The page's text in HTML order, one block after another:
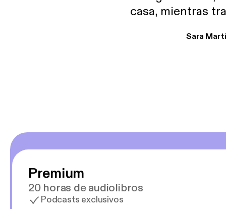
casa, mientras
encantan. De
Sara
Premium
20 horas de audiolibros
Podcasts exclusivos